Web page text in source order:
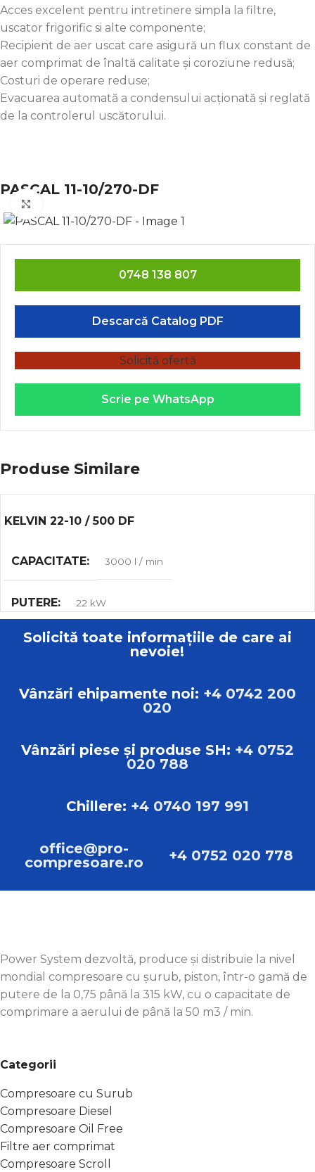
Acces excelent pentru intretinere simpla la filtre,
uscator frigorific si alte componente;
Recipient de aer uscat care asigură un flux constant de
aer comprimat de înaltă calitate și coroziune redusă;
Costuri de operare reduse;
Evacuarea automată a condensului acționată și reglată
de la controlerul uscătorului.
PASCAL 11-10/270-DF
0748 138 807
Descarcă Catalog PDF
Solicită ofertă
Scrie pe WhatsApp
Produse Similare
KELVIN 22-10 / 500 DF
CAPACITATE 3000 l / min
PUTERE 22 kW
MAX. VOLUMUL DE MUNCĂ 10.00 bar
GREUTATE 615 kg
Compresoare cu șurub
Sistem de alimentare Pascal
Solicită toate informațiile de care ai
nevoie!
Vânzări ehipamente noi: +4 0742 200
020
Vânzări piese și produse SH: +4 0752
020 788
Chillere: +4 0740 197 991
office@pro-
compresoare.ro
+4 0752 020 778
Power System dezvoltă, produce și distribuie la nivel
mondial compresoare cu șurub, piston, într-o gamă de
putere de la 0,75 până la 315 kW, cu o capacitate de
comprimare a aerului de până la 50 m3 / min.
Categorii
Compresoare cu Surub
Compresoare Diesel
Compresoare Oil Free
Filtre aer comprimat
Compresoare Scroll